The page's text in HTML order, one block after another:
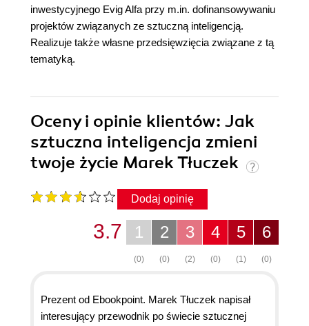
inwestycyjnego Evig Alfa przy m.in. dofinansowywaniu
projektów związanych ze sztuczną inteligencją.
Realizuje także własne przedsięwzięcia związane z tą
tematyką.
Oceny i opinie klientów: Jak
sztuczna inteligencja zmieni
twoje życie Marek Tłuczek
Dodaj opinię
6
(0)
5
(1)
4
(0)
3
(2)
2
(0)
1
(0)
3.7
Prezent od Ebookpoint. Marek Tłuczek napisał
interesujący przewodnik po świecie sztucznej